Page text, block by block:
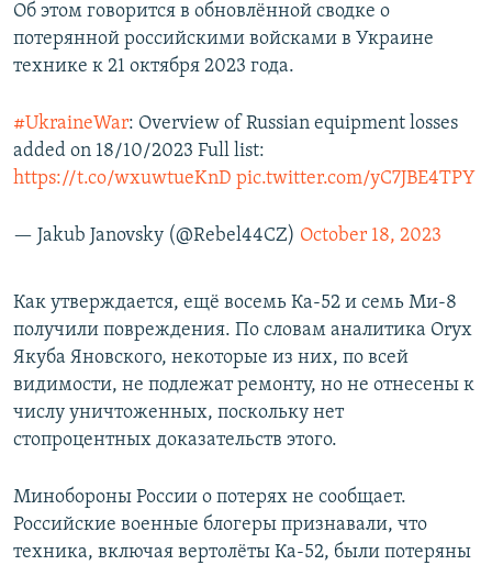
Об этом говорится в обновлённой сводке о
потерянной российскими войсками в Украине
технике к 21 октября 2023 года.
#UkraineWar: Overview of Russian equipment losses
added on 18/10/2023 Full list:
https://t.co/wxuwtueKnD pic.twitter.com/yC7JBE4TPY
— Jakub Janovsky (@Rebel44CZ) October 18, 2023
Как утверждается, ещё восемь Ка-52 и семь Ми-8
получили повреждения. По словам аналитика Oryx
Якуба Яновского, некоторые из них, по всей
видимости, не подлежат ремонту, но не отнесены к
числу уничтоженных, поскольку нет
стопроцентных доказательств этого.
Минобороны России о потерях не сообщает.
Российские военные блогеры признавали, что
техника, включая вертолёты Ка-52, были потеряны